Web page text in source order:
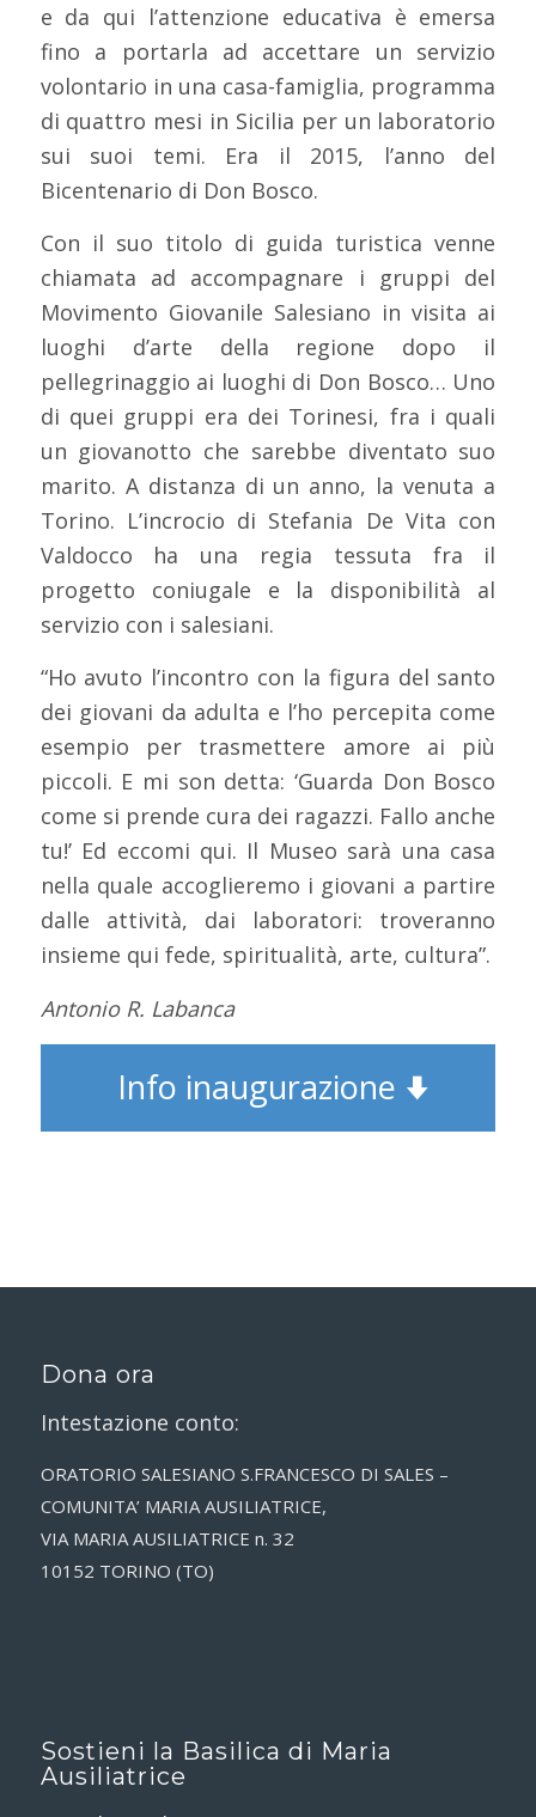
e da qui l’attenzione educativa è emersa
fino a portarla ad accettare un servizio
volontario in una casa-famiglia, programma
di quattro mesi in Sicilia per un laboratorio
sui suoi temi. Era il 2015, l’anno del
Bicentenario di Don Bosco.
Con il suo titolo di guida turistica venne
chiamata ad accompagnare i gruppi del
Movimento Giovanile Salesiano in visita ai
luoghi d’arte della regione dopo il
pellegrinaggio ai luoghi di Don Bosco… Uno
di quei gruppi era dei Torinesi, fra i quali
un giovanotto che sarebbe diventato suo
marito. A distanza di un anno, la venuta a
Torino. L’incrocio di Stefania De Vita con
Valdocco ha una regia tessuta fra il
progetto coniugale e la disponibilità al
servizio con i salesiani.
“Ho avuto l’incontro con la figura del santo
dei giovani da adulta e l’ho percepita come
esempio per trasmettere amore ai più
piccoli. E mi son detta: ‘Guarda Don Bosco
come si prende cura dei ragazzi. Fallo anche
tu!’ Ed eccomi qui. Il Museo sarà una casa
nella quale accoglieremo i giovani a partire
dalle attività, dai laboratori: troveranno
insieme qui fede, spiritualità, arte, cultura”.
Antonio R. Labanca
Info inaugurazione
Dona ora
Intestazione conto:
ORATORIO SALESIANO S.FRANCESCO DI SALES –
COMUNITA’ MARIA AUSILIATRICE,
VIA MARIA AUSILIATRICE n. 32
10152 TORINO (TO)
Sostieni la Basilica di Maria
Ausiliatrice